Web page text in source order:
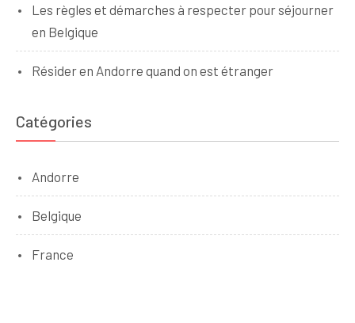
Les règles et démarches à respecter pour séjourner
en Belgique
Résider en Andorre quand on est étranger
Catégories
Andorre
Belgique
France